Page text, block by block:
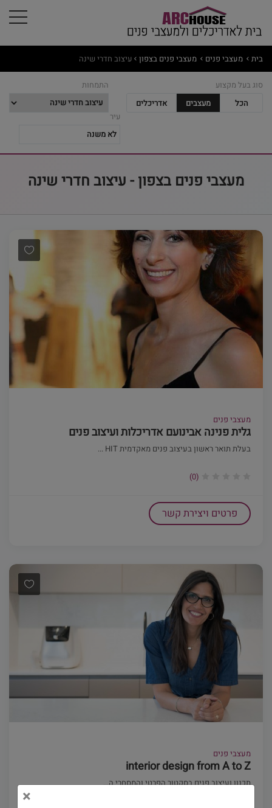
בית מעצבי פנים מעצבי פנים בצפון עיצוב חדרי שינה
סוג בעל מקצוע
הכל
מעצבים אדריכלים
התמחות
עיר
מעצבי פנים בצפון - עיצוב חדרי שינה
מעצבי פנים
גלית פנינה אבינועם אדריכלות ועיצוב פנים
בעלת תואר ראשון בעיצוב פנים מאקדמית HIT ...
(0)
פרטים ויצירת קשר
מעצבי פנים
interior design from A to Z
תכנון ועיצוב פנים בסקטור הפרטי והמסחרי ה...
×